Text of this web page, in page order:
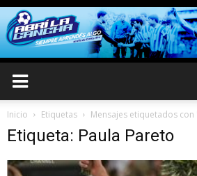
Inicio Etiquetas Mensajes etiquetados con
Etiqueta: Paula Pareto